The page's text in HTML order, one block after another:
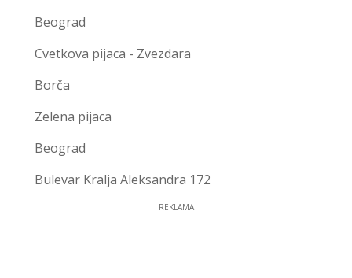
Beograd
Cvetkova pijaca - Zvezdara
Borča
Zelena pijaca
Beograd
Bulevar Kralja Aleksandra 172
REKLAMA